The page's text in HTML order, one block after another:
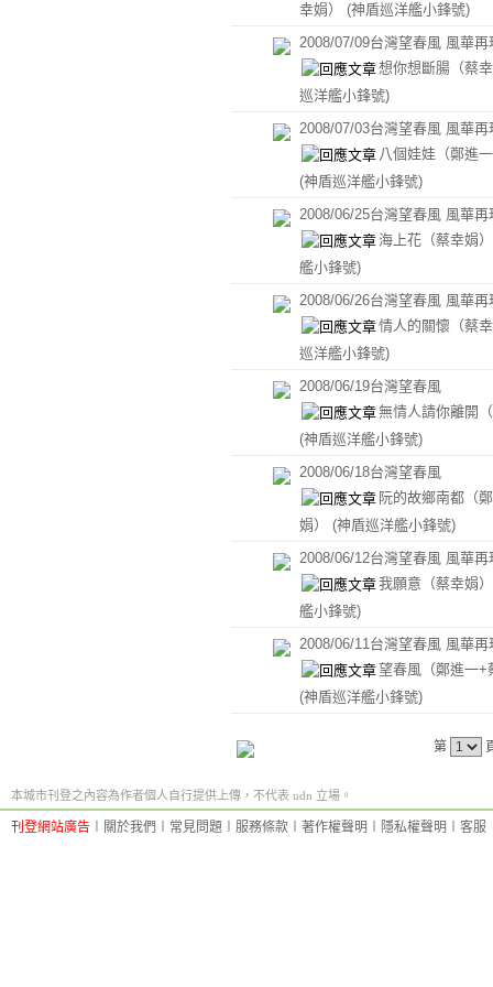
幸娟） (神盾巡洋艦小鋒號)
2008/07/09台灣望春風 風華再
想你想斷腸（蔡
巡洋艦小鋒號)
2008/07/03台灣望春風 風華再
八個娃娃（鄭進
(神盾巡洋艦小鋒號)
2008/06/25台灣望春風 風華再
海上花（蔡幸娟
艦小鋒號)
2008/06/26台灣望春風 風華再
情人的關懷（蔡
巡洋艦小鋒號)
2008/06/19台灣望春風
無情人請你離開
(神盾巡洋艦小鋒號)
2008/06/18台灣望春風
阮的故鄉南都（
娟） (神盾巡洋艦小鋒號)
2008/06/12台灣望春風 風華再
我願意（蔡幸娟
艦小鋒號)
2008/06/11台灣望春風 風華再
望春風（鄭進一+
(神盾巡洋艦小鋒號)
第
本城市刊登之內容為作者個人自行提供上傳，不代表 udn 立場。
刊登網站廣告 關於我們 常見問題 服務條款 著作權聲明 隱私權聲明 客服